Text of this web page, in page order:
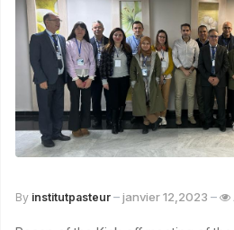
By institutpasteur janvier 12,2023